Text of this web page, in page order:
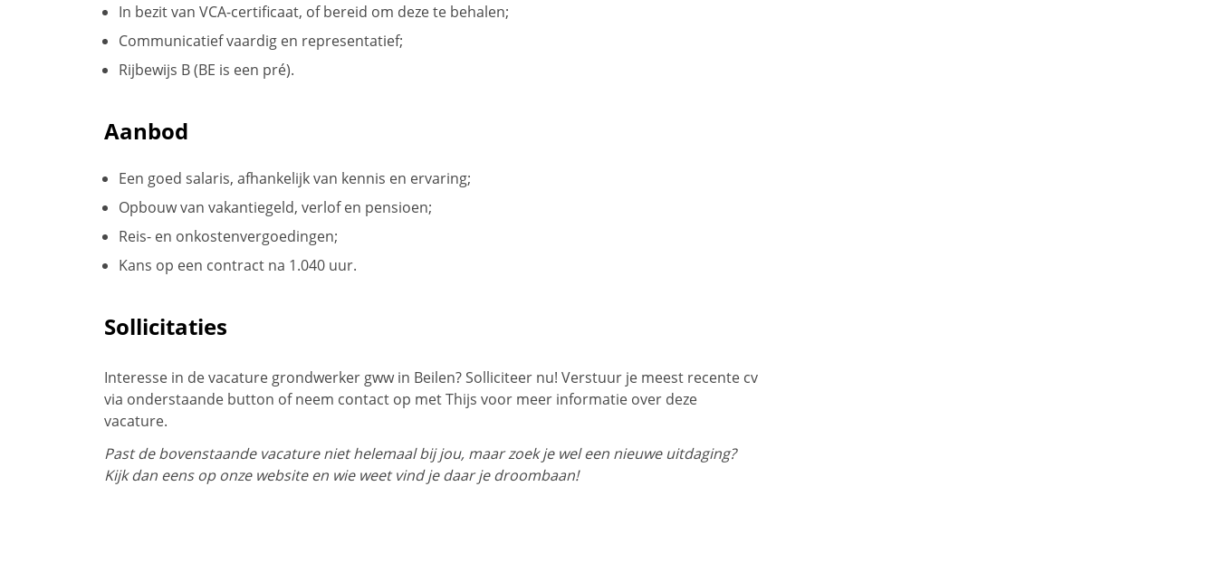
In bezit van VCA-certificaat, of bereid om deze te behalen;
Communicatief vaardig en representatief;
Rijbewijs B (BE is een pré).
Aanbod
Een goed salaris, afhankelijk van kennis en ervaring;
Opbouw van vakantiegeld, verlof en pensioen;
Reis- en onkostenvergoedingen;
Kans op een contract na 1.040 uur.
Sollicitaties
Interesse in de vacature grondwerker gww in Beilen? Solliciteer nu! Verstuur je meest recente cv
via onderstaande button of neem contact op met Thijs voor meer informatie over deze
vacature.
Past de bovenstaande vacature niet helemaal bij jou, maar zoek je wel een nieuwe uitdaging?
Kijk dan eens op onze website en wie weet vind je daar je droombaan!